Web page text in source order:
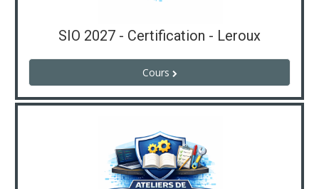
SIO 2027 - Certification - Leroux
Cours